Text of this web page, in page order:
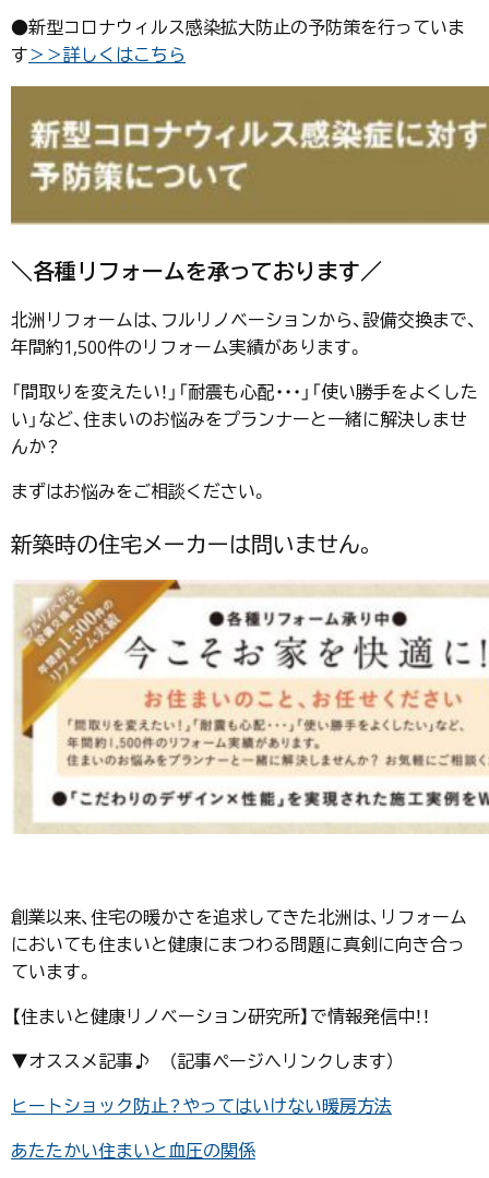
●新型コロナウィルス感染拡大防止の予防策を行っていま
す＞＞詳しくはこちら
＼各種リフォームを承っております／
北洲リフォームは、フルリノベーションから、設備交換まで、
年間約1,500件のリフォーム実績があります。
「間取りを変えたい！」「耐震も心配・・・」「使い勝手をよくした
い」など、住まいのお悩みをプランナーと一緒に解決しませ
んか？
まずはお悩みをご相談ください。
新築時の住宅メーカーは問いません。
創業以来、住宅の暖かさを追求してきた北洲は、リフォーム
においても住まいと健康にまつわる問題に真剣に向き合っ
ています。
【住まいと健康リノベーション研究所】で情報発信中！！
▼オススメ記事♪ （記事ページへリンクします）
ヒートショック防止？やってはいけない暖房方法
あたたかい住まいと血圧の関係